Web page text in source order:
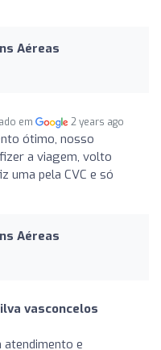
Aéreas
em 2 years ago
ótimo, nosso
a viagem, volto
uma pela CVC e só
Aéreas
vasconcelos
atendimento e